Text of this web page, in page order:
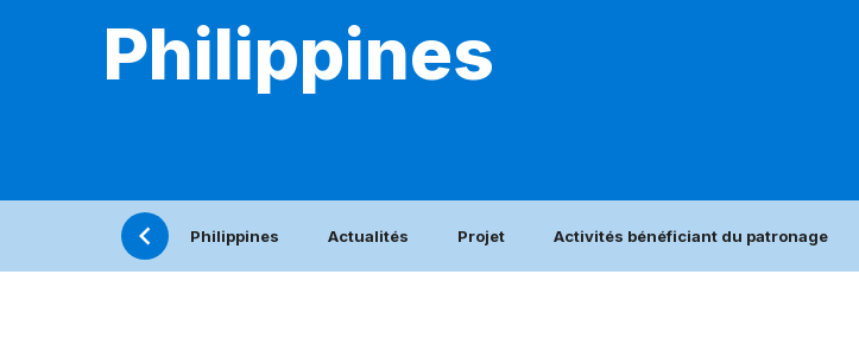
Philippines
Philippines Actualités Projet Activités bénéficiant du patronage